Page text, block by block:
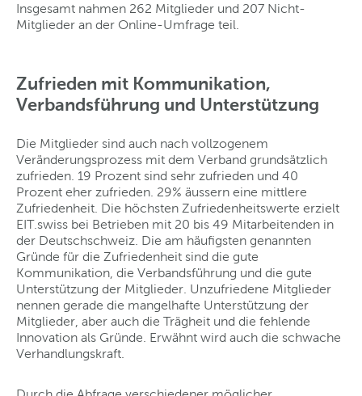
Insgesamt nahmen 262 Mitglieder und 207 Nicht-
Mitglieder an der Online-Umfrage teil.
Zufrieden mit Kommunikation,
Verbandsführung und Unterstützung
Die Mitglieder sind auch nach vollzogenem
Veränderungsprozess mit dem Verband grundsätzlich
zufrieden. 19 Prozent sind sehr zufrieden und 40
Prozent eher zufrieden. 29% äussern eine mittlere
Zufriedenheit. Die höchsten Zufriedenheitswerte erzielt
EIT.swiss bei Betrieben mit 20 bis 49 Mitarbeitenden in
der Deutschschweiz. Die am häufigsten genannten
Gründe für die Zufriedenheit sind die gute
Kommunikation, die Verbandsführung und die gute
Unterstützung der Mitglieder. Unzufriedene Mitglieder
nennen gerade die mangelhafte Unterstützung der
Mitglieder, aber auch die Trägheit und die fehlende
Innovation als Gründe. Erwähnt wird auch die schwache
Verhandlungskraft.